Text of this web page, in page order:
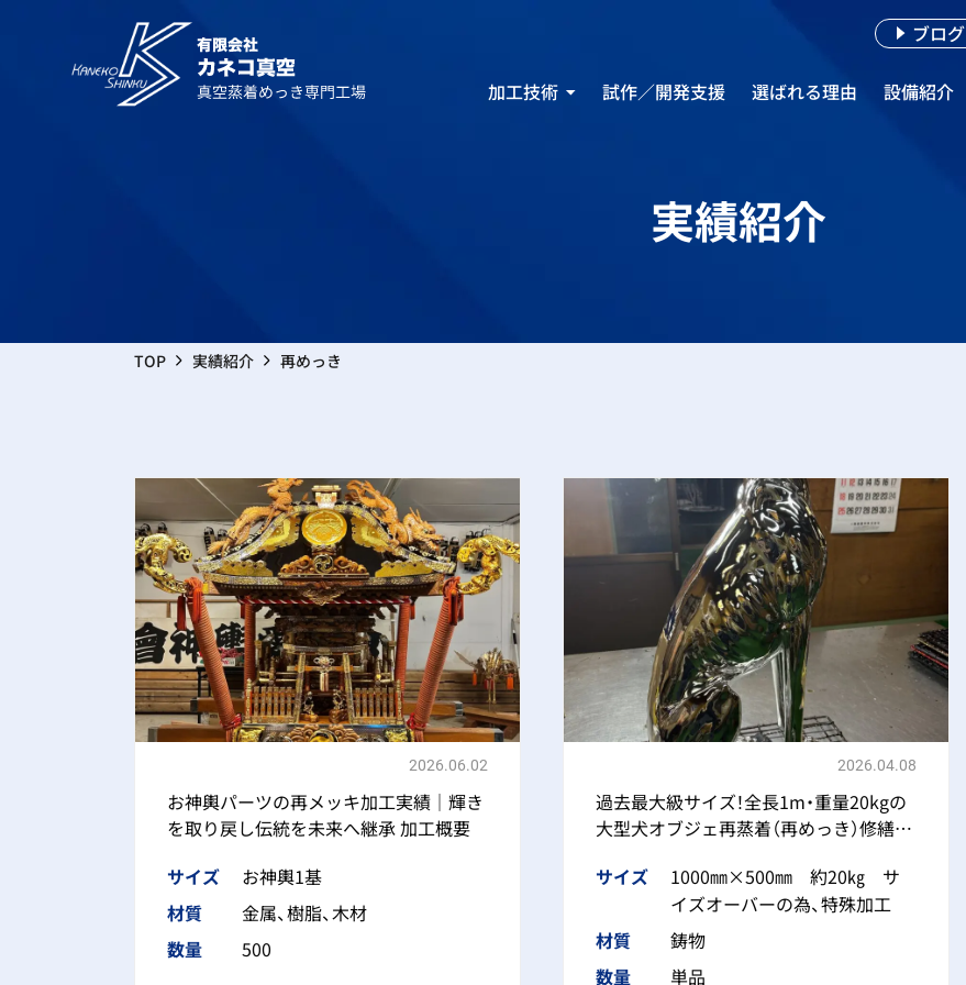
ブログ
加工技術 試作／開発支援 選ばれる理由 設備紹介
実績紹介
TOP 実績紹介 再めっき
2026.06.02
お神輿パーツの再メッキ加工実績｜輝き
を取り戻し伝統を未来へ継承 加工概要
サイズ
お神輿1基
材質
金属、樹脂、木材
数量
500
2026.04.08
過去最大級サイズ！全長1m・重量20kgの
大型犬オブジェ再蒸着（再めっき）修繕事
サイズ
1000㎜×500㎜ 約20㎏ サ
イズオーバーの為、特殊加工
材質
鋳物
数量
単品